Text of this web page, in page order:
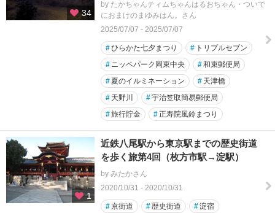
34
by たかちゃんティムちゃんはるおちゃん・ついで
におまけのまゆみはん。さん
2025/07/07 - 2025/07/07
#ひらかた七夕まつり # トリプルセブン
# ニッペパーク岡東中央 #和束郵便局
#夏のイルミネーション # 天津橋
# 天野川 #宇治笠取簡易郵便局
#旅行貯金 #正寿院風鈴まつり
1
近鉄八尾駅から東京駅までの歴史街道
を歩く旅第4回（枚方市駅→淀駅）
by みたかさん
2020/10/31 - 2020/10/31
#京街道 #歴史街道 #淀宿